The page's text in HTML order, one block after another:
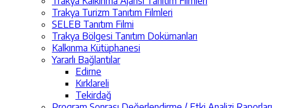
Trakya Turizm Tanıtım Filmleri
SELEB Tanıtım Filmi
Trakya Bölgesi Tanıtım Dokümanları
Kalkınma Kütüphanesi
Yararlı Bağlantılar
Edirne
Kırklareli
Tekirdağ